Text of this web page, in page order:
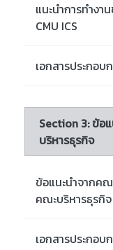
แนะนำการทำงา
CMU ICS
เอกสารประกอบ
Section 3: ข้อ
บริหารธุรกิจ
ข้อแนะนำจากค
คณะบริหารธุรกิจ
เอกสารประกอบ